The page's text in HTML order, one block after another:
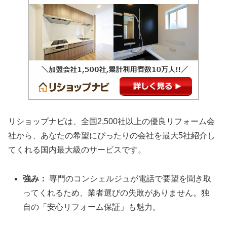
リショップナビは、全国2,500社以上の優良リフォーム会
社から、あなたの希望にぴったりの会社を最大5社紹介し
てくれる国内最大級のサービスです。
強み： 専門のコンシェルジュが電話で要望を聞き取
ってくれるため、業者選びの失敗がありません。独
自の「安心リフォーム保証」も魅力。